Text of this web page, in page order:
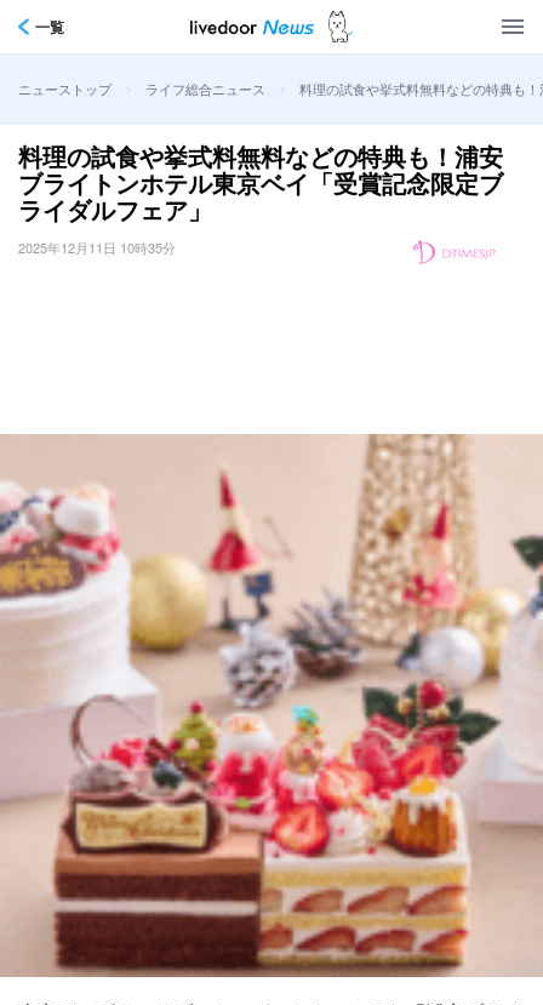
一覧
ニューストップ > ライフ総合ニュース > 料理の試食や挙式料無料などの特典も
料理の試食や挙式料無料などの特典も！浦安
ブライトンホテル東京ベイ「受賞記念限定ブ
ライダルフェア」
2025年12月11日 10時35分